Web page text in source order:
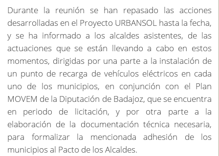
Durante la reunión se han repasado las acciones
desarrolladas en el Proyecto URBANSOL hasta la fecha,
y se ha informado a los alcaldes asistentes, de las
actuaciones que se están llevando a cabo en estos
momentos, dirigidas por una parte a la instalación de
un punto de recarga de vehículos eléctricos en cada
uno de los municipios, en conjunción con el Plan
MOVEM de la Diputación de Badajoz, que se encuentra
en periodo de licitación, y por otra parte a la
elaboración de la documentación técnica necesaria,
para formalizar la mencionada adhesión de los
municipios al Pacto de los Alcaldes.